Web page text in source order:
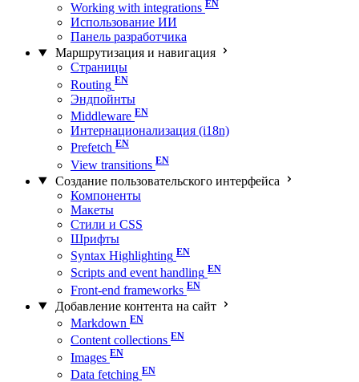
Working with integrations
Использование ИИ
Панель разработчика
Маршрутизация и навигация
Страницы
Routing
Эндпойнты
Middleware
Интернационализация (i18n)
Prefetch
View transitions
Создание пользовательского интерфейса
Компоненты
Макеты
Стили и CSS
Шрифты
Syntax Highlighting
Scripts and event handling
Front-end frameworks
Добавление контента на сайт
Markdown
Content collections
Images
Data fetching